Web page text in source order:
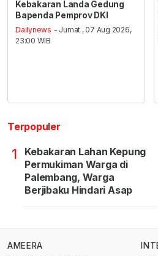
Kebakaran Landa Gedung
Bapenda Pemprov DKI
Dailynews - Jumat , 07 Aug 2026,
23:00 WIB
Terpopuler
1
Kebakaran Lahan Kepung
Permukiman Warga di
Palembang, Warga
Berjibaku Hindari Asap
AMEERA